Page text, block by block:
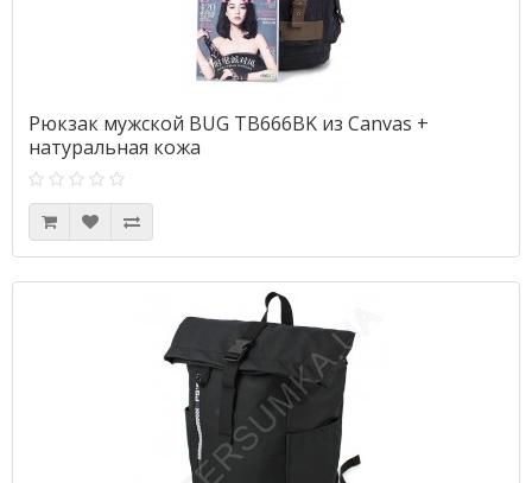
Рюкзак мужской BUG TB666BK из Canvas +
натуральная кожа